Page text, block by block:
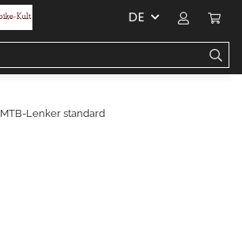
DE
MTB-Lenker standard